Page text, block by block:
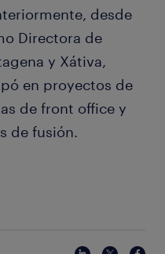
desde
Directora de
y Xátiva,
en proyectos de
de front office y
de fusión.